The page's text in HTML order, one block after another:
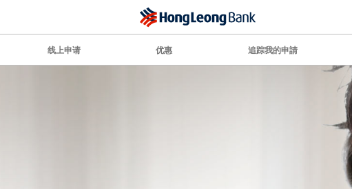
线上申请 优惠 追踪我的申請